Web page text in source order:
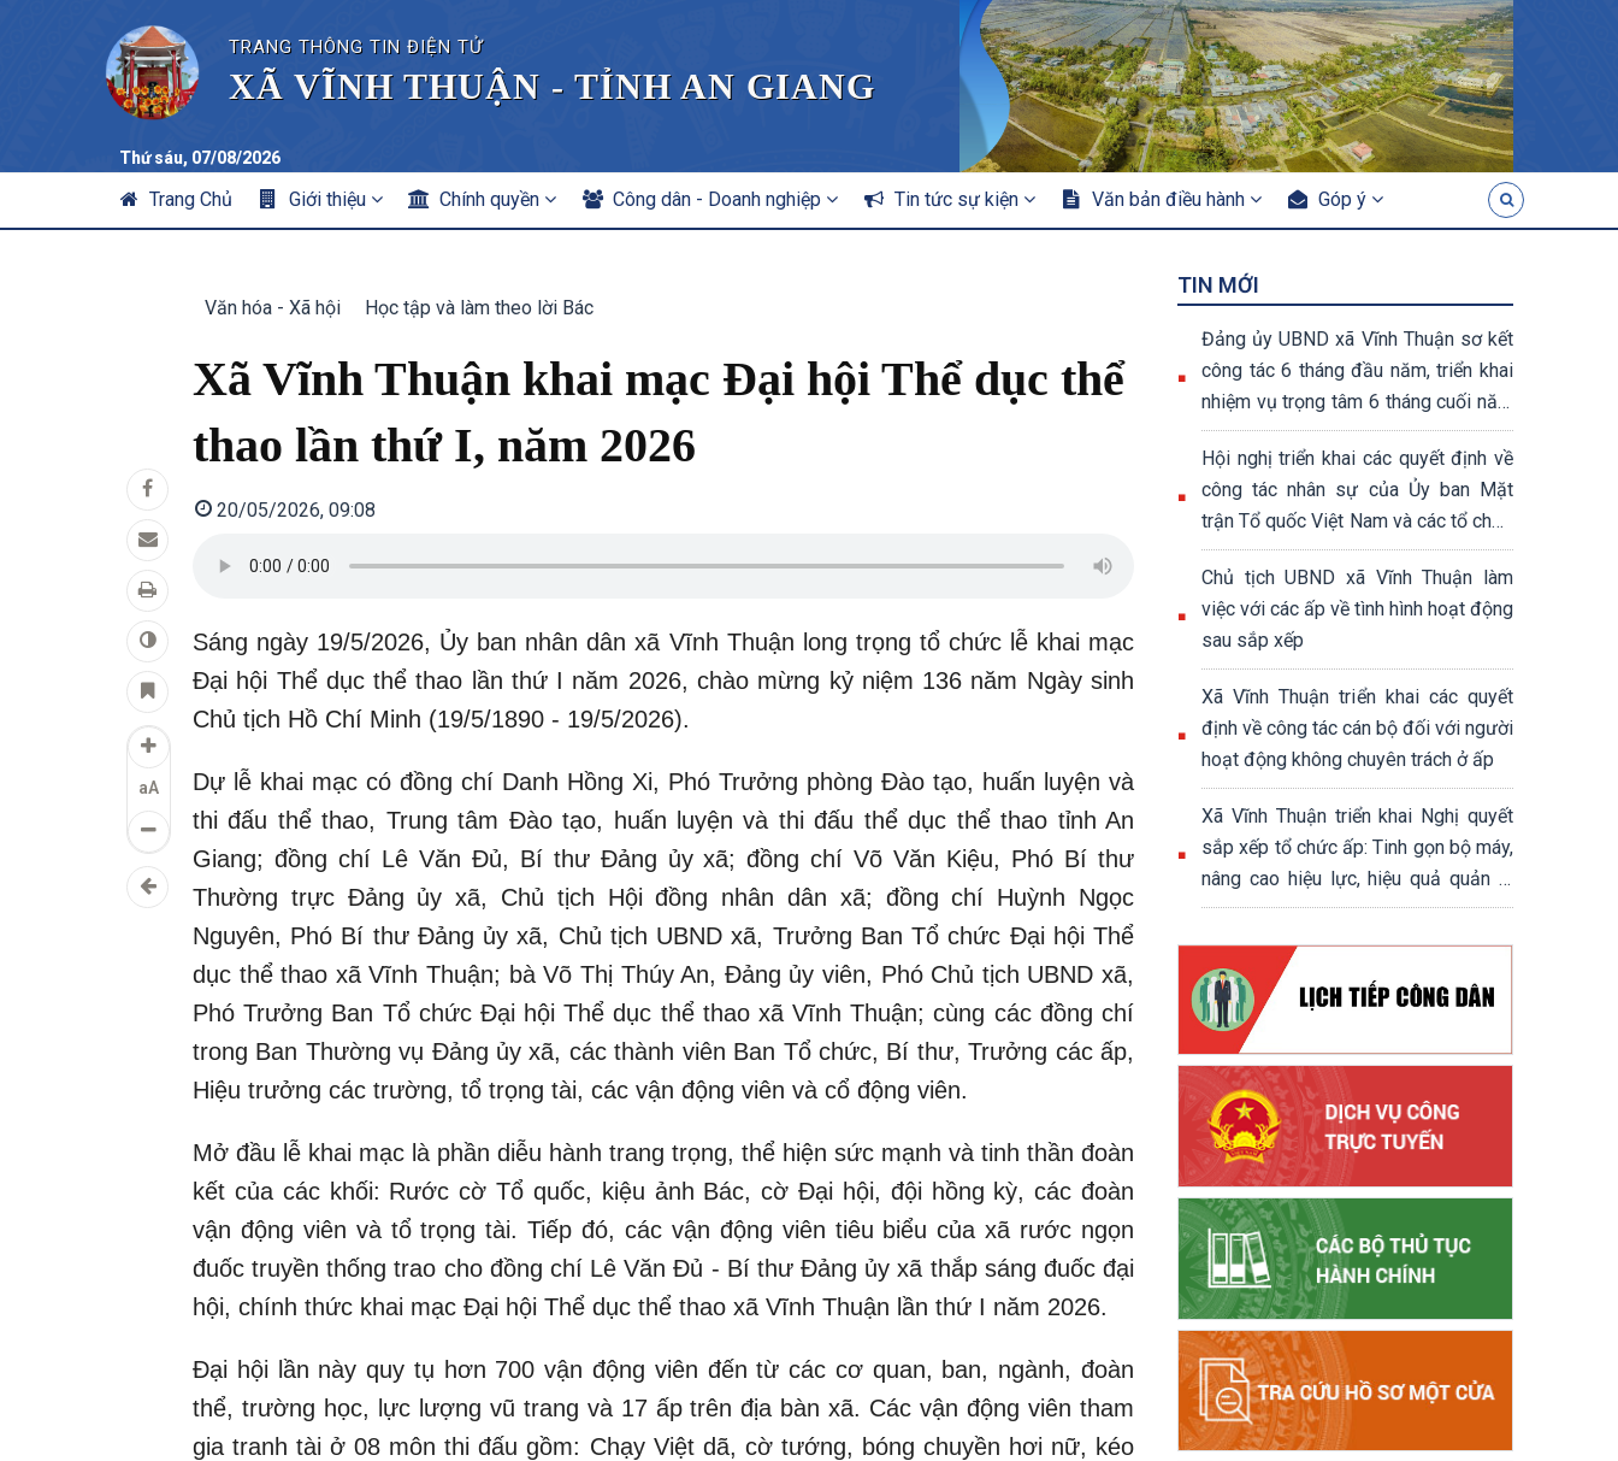
TRANG THÔNG TIN ĐIỆN TỬ
XÃ VĨNH THUẬN - TỈNH AN GIANG
Thứ sáu, 07/08/2026
NAVIGATION
Trang Chủ Giới thiệu Chính quyền Công dân - Doanh nghiệp Tin tức sự kiện Văn bản điều hành Góp ý
aA
Văn hóa - Xã hội Học tập và làm theo lời Bác
Xã Vĩnh Thuận khai mạc Đại hội Thể dục thể
thao lần thứ I, năm 2026
20/05/2026, 09:08
Sáng ngày 19/5/2026, Ủy ban nhân dân xã Vĩnh Thuận long trọng tổ chức lễ khai mạc
Đại hội Thể dục thể thao lần thứ I năm 2026, chào mừng kỷ niệm 136 năm Ngày sinh
Chủ tịch Hồ Chí Minh (19/5/1890 - 19/5/2026).
Dự lễ khai mạc có đồng chí Danh Hồng Xi, Phó Trưởng phòng Đào tạo, huấn luyện và
thi đấu thể thao, Trung tâm Đào tạo, huấn luyện và thi đấu thể dục thể thao tỉnh An
Giang; đồng chí Lê Văn Đủ, Bí thư Đảng ủy xã; đồng chí Võ Văn Kiệu, Phó Bí thư
Thường trực Đảng ủy xã, Chủ tịch Hội đồng nhân dân xã; đồng chí Huỳnh Ngọc
Nguyên, Phó Bí thư Đảng ủy xã, Chủ tịch UBND xã, Trưởng Ban Tổ chức Đại hội Thể
dục thể thao xã Vĩnh Thuận; bà Võ Thị Thúy An, Đảng ủy viên, Phó Chủ tịch UBND xã,
Phó Trưởng Ban Tổ chức Đại hội Thể dục thể thao xã Vĩnh Thuận; cùng các đồng chí
trong Ban Thường vụ Đảng ủy xã, các thành viên Ban Tổ chức, Bí thư, Trưởng các ấp,
Hiệu trưởng các trường, tổ trọng tài, các vận động viên và cổ động viên.
Mở đầu lễ khai mạc là phần diễu hành trang trọng, thể hiện sức mạnh và tinh thần đoàn
kết của các khối: Rước cờ Tổ quốc, kiệu ảnh Bác, cờ Đại hội, đội hồng kỳ, các đoàn
vận động viên và tổ trọng tài. Tiếp đó, các vận động viên tiêu biểu của xã rước ngọn
đuốc truyền thống trao cho đồng chí Lê Văn Đủ - Bí thư Đảng ủy xã thắp sáng đuốc đại
hội, chính thức khai mạc Đại hội Thể dục thể thao xã Vĩnh Thuận lần thứ I năm 2026.
Đại hội lần này quy tụ hơn 700 vận động viên đến từ các cơ quan, ban, ngành, đoàn
thể, trường học, lực lượng vũ trang và 17 ấp trên địa bàn xã. Các vận động viên tham
gia tranh tài ở 08 môn thi đấu gồm: Chạy Việt dã, cờ tướng, bóng chuyền hơi nữ, kéo
TIN MỚI
Đảng ủy UBND xã Vĩnh Thuận sơ kết
công tác 6 tháng đầu năm, triển khai
nhiệm vụ trọng tâm 6 tháng cuối năm
2026
Hội nghị triển khai các quyết định về
công tác nhân sự của Ủy ban Mặt
trận Tổ quốc Việt Nam và các tổ chức
chính trị - xã hội xã Vĩnh Thuận
Chủ tịch UBND xã Vĩnh Thuận làm
việc với các ấp về tình hình hoạt động
sau sắp xếp
Xã Vĩnh Thuận triển khai các quyết
định về công tác cán bộ đối với người
hoạt động không chuyên trách ở ấp
Xã Vĩnh Thuận triển khai Nghị quyết
sắp xếp tổ chức ấp: Tinh gọn bộ máy,
nâng cao hiệu lực, hiệu quả quản lý
cơ sở